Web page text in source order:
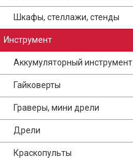
Шкафы, стеллажи, стенды
Инструмент
Аккумуляторный инструмент
Гайковерты
Граверы, мини дрели
Дрели
Краскопульты